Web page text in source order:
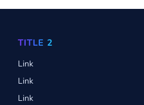
TITLE 2
Link
Link
Link